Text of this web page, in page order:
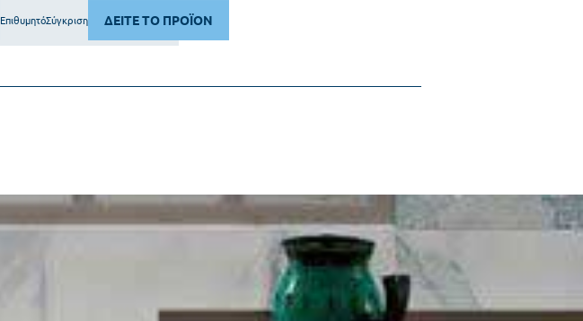
ΔΕΙΤΕ ΤΟ ΠΡΟΪΟΝ
ΕπιθυμητόΣύγκριση